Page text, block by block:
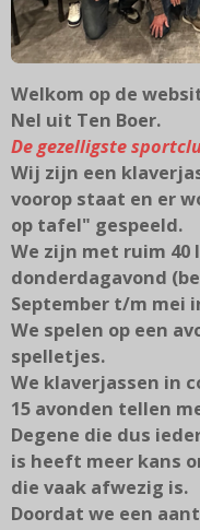
Welkom op de
Nel uit Ten Boer.
De gezelligste
Wij zijn een
voorop staat en er
op tafel" gespeeld.
We zijn met ruim 40
donderdagavond
September t/m mei
We spelen op een
spelletjes.
We klaverjassen in
15 avonden tellen
Degene die dus
is heeft meer kans
die vaak afwezig is.
Doordat we een